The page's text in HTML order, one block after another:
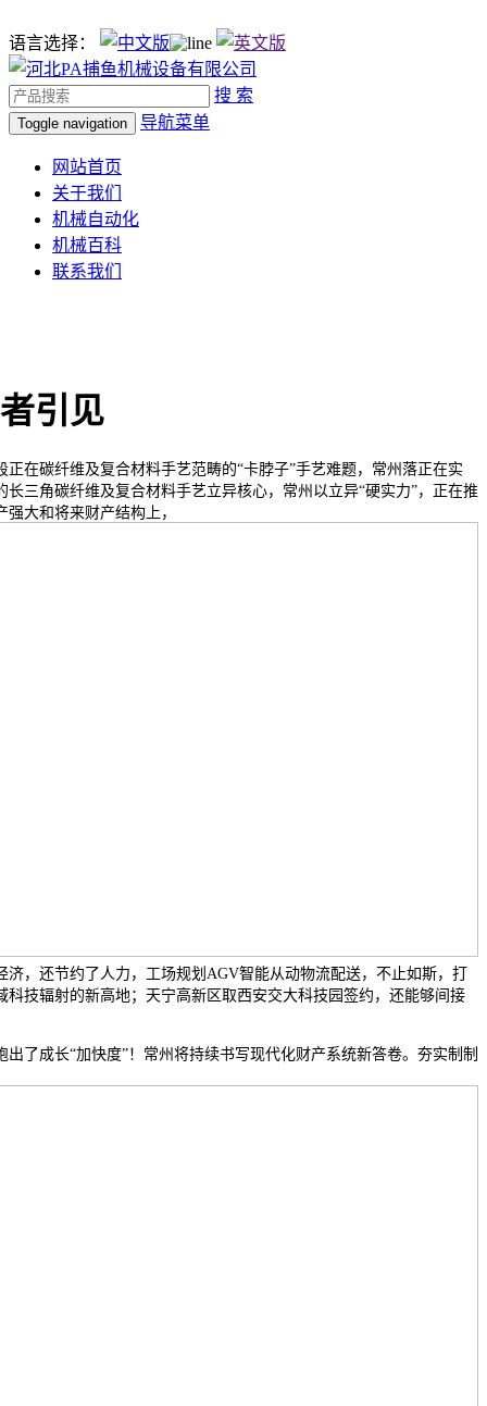
语言选择：
搜 索
Toggle navigation 导航菜单
网站首页
关于我们
机械自动化
机械百科
联系我们
引见
碳纤维及复合材料手艺范畴的“卡脖子”手艺难题，常州落正在实
长三角碳纤维及复合材料手艺立异核心，常州以立异“硬实力”，正在推
大和将来财产结构上，
，还节约了人力，工场规划AGV智能从动物流配送，不止如斯，打
科技辐射的新高地；天宁高新区取西安交大科技园签约，还能够间接
成长“加快度”！常州将持续书写现代化财产系统新答卷。夯实制制